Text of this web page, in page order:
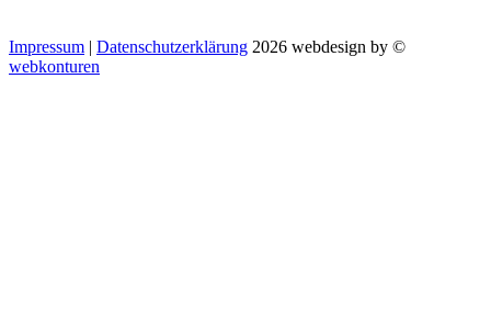
Impressum | Datenschutzerklärung 2026 webdesign by ©
webkonturen